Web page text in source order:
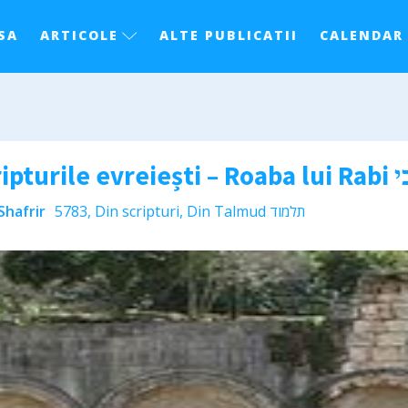
ARTICOLE ALTE PUBLICATII CALENDAR
5783, Din scripturi, Din Talmud תלמוד